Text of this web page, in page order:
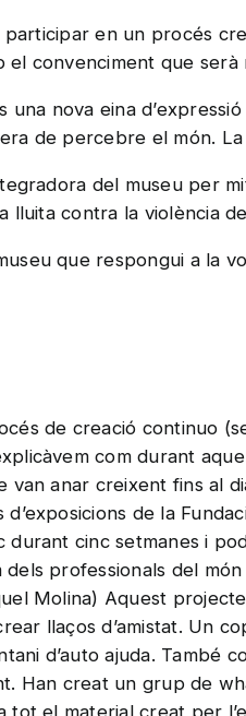
en un procés
el convenciment que
una nova eina
de percebre el món.
del museu per
lluita contra la violència
que respongui a la
de creació continuo
com durant
van anar creixent fins
de la
cinc setmanes i
professionals del
Molina) Aquest
llaços d’amistat. Un
d’auto ajuda. També
Han creat un grup de
tot el material creat per